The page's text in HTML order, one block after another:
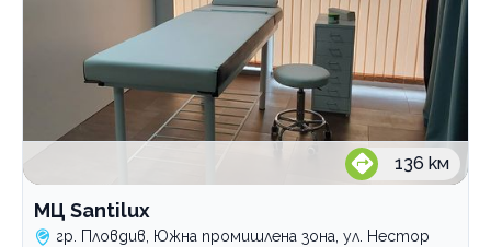
136 км
МЦ Santilux
гр. Пловдив, Южна промишлена зона, ул. Нестор